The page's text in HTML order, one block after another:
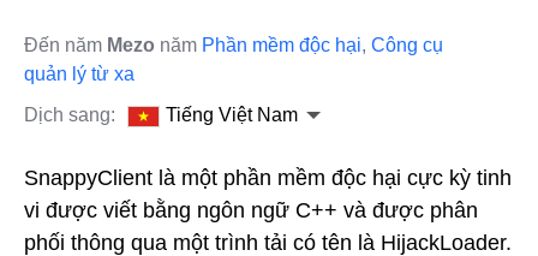
Đến năm Mezo năm Phần mềm độc hại, Công cụ
quản lý từ xa
Dịch sang:
Tiếng Việt Nam
SnappyClient là một phần mềm độc hại cực kỳ tinh
vi được viết bằng ngôn ngữ C++ và được phân
phối thông qua một trình tải có tên là HijackLoader.